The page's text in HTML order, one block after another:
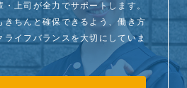
上司が全力でサポートします。
きちんと確保できるよう、働き方
ライフバランスを大切にしていま